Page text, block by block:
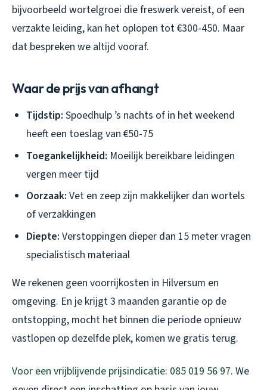
bijvoorbeeld wortelgroei die freswerk vereist, of een
verzakte leiding, kan het oplopen tot €300-450. Maar
dat bespreken we altijd vooraf.
Waar de prijs van afhangt
Tijdstip: Spoedhulp ’s nachts of in het weekend
heeft een toeslag van €50-75
Toegankelijkheid: Moeilijk bereikbare leidingen
vergen meer tijd
Oorzaak: Vet en zeep zijn makkelijker dan wortels
of verzakkingen
Diepte: Verstoppingen dieper dan 15 meter vragen
specialistisch materiaal
We rekenen geen voorrijkosten in Hilversum en
omgeving. En je krijgt 3 maanden garantie op de
ontstopping, mocht het binnen die periode opnieuw
vastlopen op dezelfde plek, komen we gratis terug.
Voor een vrijblijvende prijsindicatie: 085 019 56 97. We